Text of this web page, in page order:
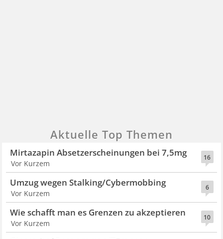
Aktuelle Top Themen
16
Mirtazapin Absetzerscheinungen bei 7,5mg
Vor Kurzem
6
Umzug wegen Stalking/Cybermobbing
Vor Kurzem
10
Wie schafft man es Grenzen zu akzeptieren
Vor Kurzem